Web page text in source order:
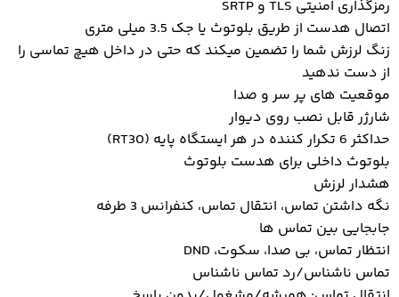
رمزگذاری امنیتی TLS و SRTP
اتصال هدست از طریق بلوتوث یا جک 3.5 میلی متری
زنگ لرزش شما را تضمین میکند که حتی در داخل هیچ تماسی را
از دست ندهید
موقعیت های پر سر و صدا
شارژر قابل نصب روی دیوار
حداکثر 6 تکرار کننده در هر ایستگاه پایه (RT30)
بلوتوث داخلی برای هدست بلوتوث
هشدار لرزش
نگه داشتن تماس، انتقال تماس، کنفرانس 3 طرفه
جابجایی بین تماس ها
انتظار تماس، بی صدا، سکوت، DND
تماس ناشناس/رد تماس ناشناس